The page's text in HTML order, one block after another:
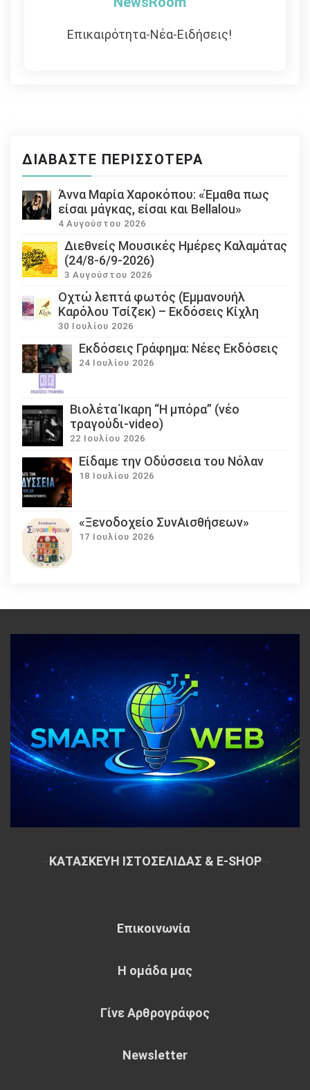
Επικαιρότητα-Νέα-Ειδήσεις!
ΔΙΑΒΆΣΤΕ ΠΕΡΙΣΣΌΤΕΡΑ
Άννα Μαρία Χαροκόπου: «Έμαθα πως
είσαι μάγκας, είσαι και Bellalou»
4 Αυγούστου 2026
Διεθνείς Μουσικές Ημέρες Καλαμάτας
(24/8-6/9-2026)
3 Αυγούστου 2026
Οχτώ λεπτά φωτός (Εμμανουήλ
Καρόλου Τσίζεκ) – Εκδόσεις Κίχλη
30 Ιουλίου 2026
Εκδόσεις Γράφημα: Νέες Εκδόσεις
24 Ιουλίου 2026
Βιολέτα Ίκαρη “Η μπόρα” (νέο
τραγούδι-video)
22 Ιουλίου 2026
Eίδαμε την Οδύσσεια του Νόλαν
18 Ιουλίου 2026
«Ξενοδοχείο ΣυνΑισθήσεων»
17 Ιουλίου 2026
ΚΑΤΑΣΚΕΥΗ ΙΣΤΟΣΕΛΙΔΑΣ & E-SHOP~
Επικοινωνία
Η ομάδα μας
Γίνε Αρθρογράφος
Newsletter